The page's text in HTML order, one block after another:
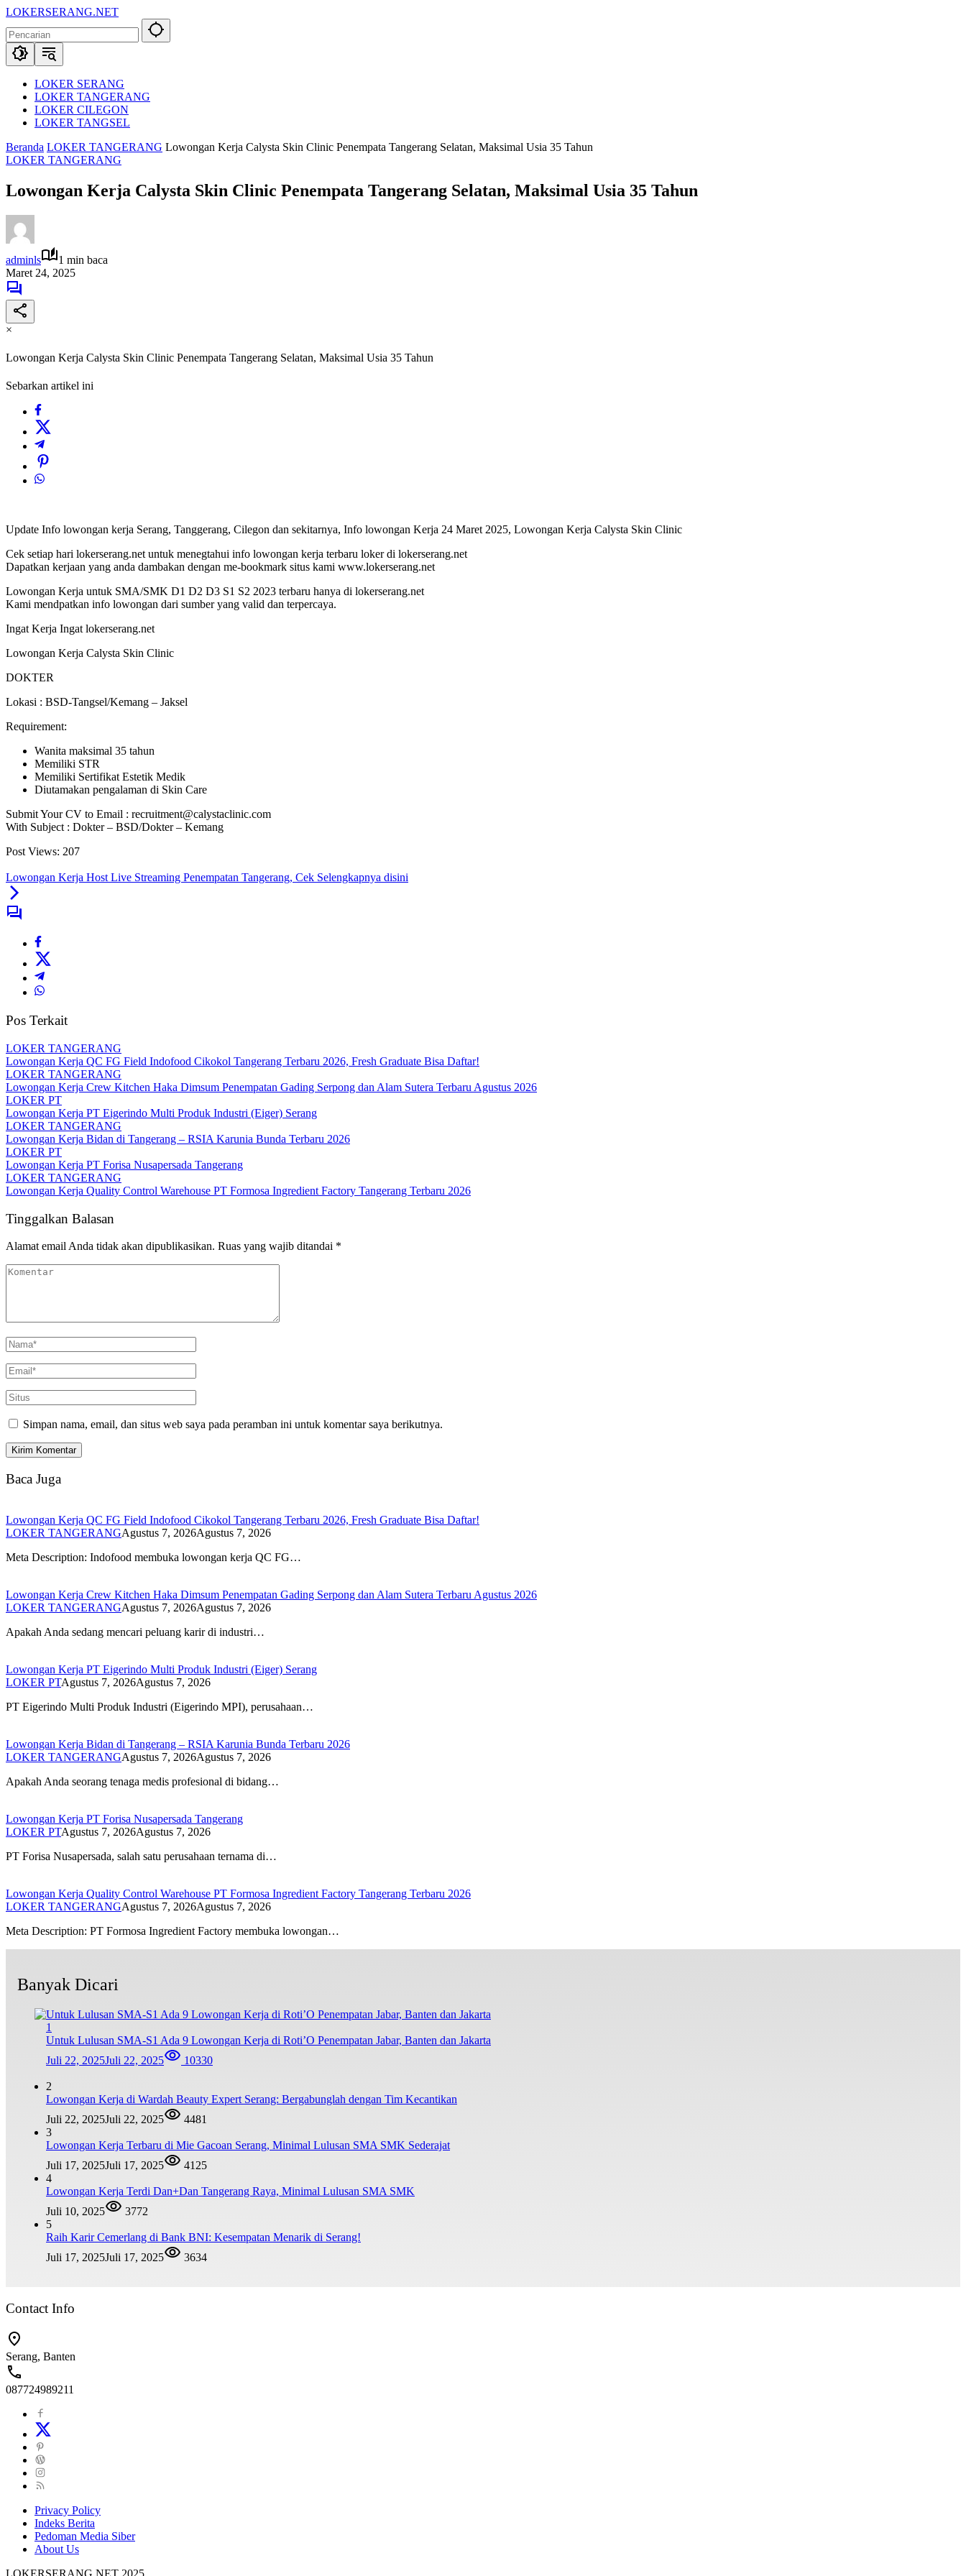
Langsung
konten
LOKERSERANG.NET
Lowongan
Kerja
Serang
SekitarnyaLOKER SERANG
LOKER TANGERANG
LOKER CILEGON
LOKER TANGSEL
Beranda LOKER TANGERANG Lowongan Kerja Calysta Skin Clinic Penempata Tangerang Selatan, Maksimal Usia 35 Tahun
LOKER TANGERANG
Lowongan Kerja Calysta Skin Clinic Penempata Tangerang Selatan, Maksimal Usia 35 Tahun
adminls
1 min baca
Maret 24, 2025
×
Lowongan Kerja Calysta Skin Clinic Penempata Tangerang Selatan, Maksimal Usia 35 Tahun
Sebarkan artikel ini
Update Info lowongan kerja Serang, Tanggerang, Cilegon dan sekitarnya, Info lowongan Kerja 24 Maret 2025, Lowongan Kerja Calysta Skin Clinic
Cek setiap hari lokerserang.net untuk menegtahui info lowongan kerja terbaru loker di lokerserang.net
Dapatkan kerjaan yang anda dambakan dengan me-bookmark situs kami www.lokerserang.net
Lowongan Kerja untuk SMA/SMK D1 D2 D3 S1 S2 2023 terbaru hanya di lokerserang.net
Kami mendpatkan info lowongan dari sumber yang valid dan terpercaya.
Ingat Kerja Ingat lokerserang.net
Lowongan Kerja Calysta Skin Clinic
DOKTER
Lokasi : BSD-Tangsel/Kemang – Jaksel
Requirement:
Wanita maksimal 35 tahun
Memiliki STR
Memiliki Sertifikat Estetik Medik
Diutamakan pengalaman di Skin Care
Submit Your CV to Email : recruitment@calystaclinic.com
With Subject : Dokter – BSD/Dokter – Kemang
Post Views: 207
Lowongan Kerja Host Live Streaming Penempatan Tangerang, Cek Selengkapnya disini
Pos Terkait
LOKER TANGERANG
Lowongan Kerja QC FG Field Indofood Cikokol Tangerang Terbaru 2026, Fresh Graduate Bisa Daftar!
LOKER TANGERANG
Lowongan Kerja Crew Kitchen Haka Dimsum Penempatan Gading Serpong dan Alam Sutera Terbaru Agustus 2026
LOKER PT
Lowongan Kerja PT Eigerindo Multi Produk Industri (Eiger) Serang
LOKER TANGERANG
Lowongan Kerja Bidan di Tangerang – RSIA Karunia Bunda Terbaru 2026
LOKER PT
Lowongan Kerja PT Forisa Nusapersada Tangerang
LOKER TANGERANG
Lowongan Kerja Quality Control Warehouse PT Formosa Ingredient Factory Tangerang Terbaru 2026
Tinggalkan Balasan
Alamat email Anda tidak akan dipublikasikan. Ruas yang wajib ditandai *
Simpan nama, email, dan situs web saya pada peramban ini untuk komentar saya berikutnya.
Baca Juga
Lowongan Kerja QC FG Field Indofood Cikokol Tangerang Terbaru 2026, Fresh Graduate Bisa Daftar!
LOKER TANGERANGAgustus 7, 2026Agustus 7, 2026
Meta Description: Indofood membuka lowongan kerja QC FG…
Lowongan Kerja Crew Kitchen Haka Dimsum Penempatan Gading Serpong dan Alam Sutera Terbaru Agustus 2026
LOKER TANGERANGAgustus 7, 2026Agustus 7, 2026
Apakah Anda sedang mencari peluang karir di industri…
Lowongan Kerja PT Eigerindo Multi Produk Industri (Eiger) Serang
LOKER PTAgustus 7, 2026Agustus 7, 2026
PT Eigerindo Multi Produk Industri (Eigerindo MPI), perusahaan…
Lowongan Kerja Bidan di Tangerang – RSIA Karunia Bunda Terbaru 2026
LOKER TANGERANGAgustus 7, 2026Agustus 7, 2026
Apakah Anda seorang tenaga medis profesional di bidang…
Lowongan Kerja PT Forisa Nusapersada Tangerang
LOKER PTAgustus 7, 2026Agustus 7, 2026
PT Forisa Nusapersada, salah satu perusahaan ternama di…
Lowongan Kerja Quality Control Warehouse PT Formosa Ingredient Factory Tangerang Terbaru 2026
LOKER TANGERANGAgustus 7, 2026Agustus 7, 2026
Meta Description: PT Formosa Ingredient Factory membuka lowongan…
Banyak Dicari
1
Untuk Lulusan SMA-S1 Ada 9 Lowongan Kerja di Roti’O Penempatan Jabar, Banten dan Jakarta
Juli 22, 2025Juli 22, 2025 10330
2
Lowongan Kerja di Wardah Beauty Expert Serang: Bergabunglah dengan Tim Kecantikan
Juli 22, 2025Juli 22, 2025
4481
3
Lowongan Kerja Terbaru di Mie Gacoan Serang, Minimal Lulusan SMA SMK Sederajat
Juli 17, 2025Juli 17, 2025
4125
4
Lowongan Kerja Terdi Dan+Dan Tangerang Raya, Minimal Lulusan SMA SMK
Juli 10, 2025
3772
5
Raih Karir Cemerlang di Bank BNI: Kesempatan Menarik di Serang!
Juli 17, 2025Juli 17, 2025 3634
Contact Info
Serang, Banten
087724989211
Privacy Policy
Indeks Berita
Pedoman Media Siber
About Us
LOKERSERANG.NET 2025